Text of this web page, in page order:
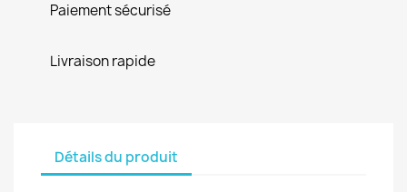
Paiement sécurisé
Livraison rapide
Détails du produit